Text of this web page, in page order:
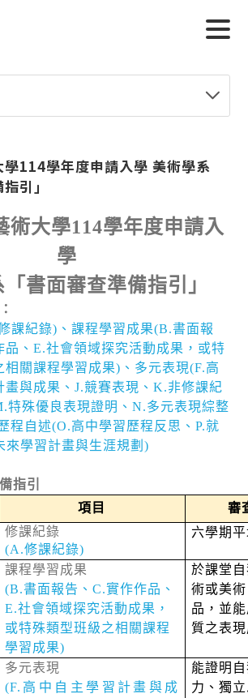
114學年度申請入學 美術學系
引」
術大學114學年度申請入
學
書面審查準備指引」
課紀錄) 、課程學習成果(B.書面報
品、E.社會領域探究活動成果，或特
相關課程學習成果) 、多元表現(F.高
畫與成果、J.競賽表現、K.非修課紀
特殊優良表現證明、N.多元表現綜整
程自述(O.高中學習歷程反思、P.就
來學習計畫與生涯規劃)
指引
項目
審
修課紀錄
(A.修課紀錄)
六學期
課程學習成果
(B.書面報告、 C.實作作品、
E.社會領域探究活動成果，
或特殊類型班級之相關課程
學習成果)
於課堂
術或美
品，並
質之表
多元表現
(F. 高中自主學習計畫與成
能證明
力、獨